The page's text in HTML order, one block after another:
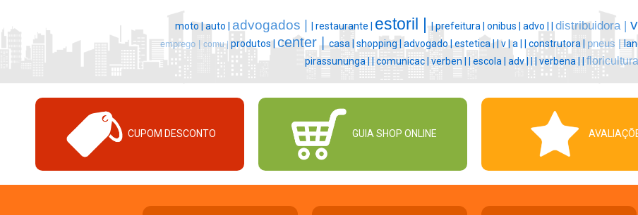
moto |auto | advogados | restaurante | estoril ||prefeitura | onibus | advo | distribuidora |
emprego | comu | produtos | center |casa | shopping | advogado |estetica ||v |a | construtora | pneus |
pirassununga |
comunicac | verben | escola | adv | verbena | floricultura |
CUPOM DESCONTO GUIA SHOP ONLINE